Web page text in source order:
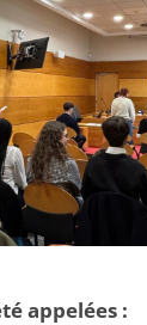
appelées :